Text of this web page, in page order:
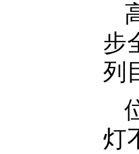
步
列
灯